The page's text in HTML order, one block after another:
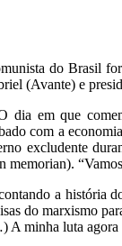
do Brasil
(Avante) e
dia em que
com a
excludente
memorian).
a história
do marxismo
minha luta agora